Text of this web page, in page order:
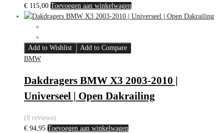
€ 115,00 Toevoegen aan winkelwagen
Add to Wishlist
Add to Compare
BMW
Dakdragers BMW X3 2003-2010 |
Universeel | Open Dakrailing
(0 reviews)
€ 94,95 Toevoegen aan winkelwagen